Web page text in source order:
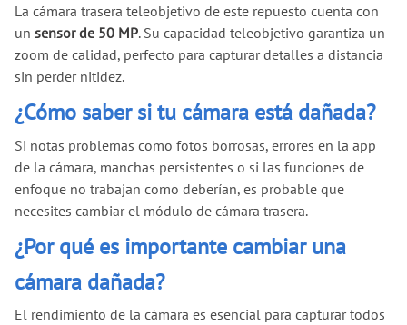
La cámara trasera teleobjetivo de este repuesto cuenta con
un sensor de 50 MP. Su capacidad teleobjetivo garantiza un
zoom de calidad, perfecto para capturar detalles a distancia
sin perder nitidez.
¿Cómo saber si tu cámara está dañada?
Si notas problemas como fotos borrosas, errores en la app
de la cámara, manchas persistentes o si las funciones de
enfoque no trabajan como deberían, es probable que
necesites cambiar el módulo de cámara trasera.
¿Por qué es importante cambiar una
cámara dañada?
El rendimiento de la cámara es esencial para capturar todos